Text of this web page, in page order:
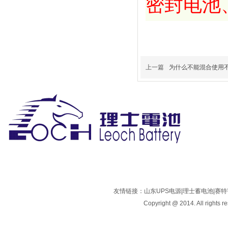
密封电池
上一篇 为什么不能混合使用
友情链接： 山东UPS电源 理士蓄电池 赛
Copyright @ 2014. All rights